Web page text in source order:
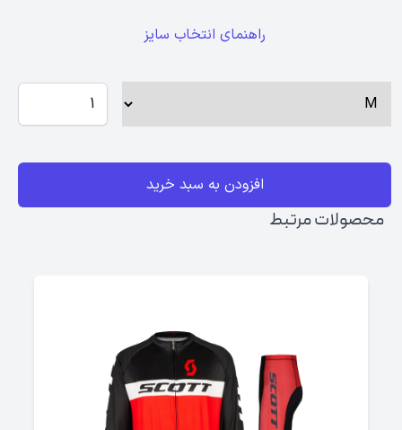
راهنمای انتخاب سایز
افزودن به سبد خرید
محصولات مرتبط